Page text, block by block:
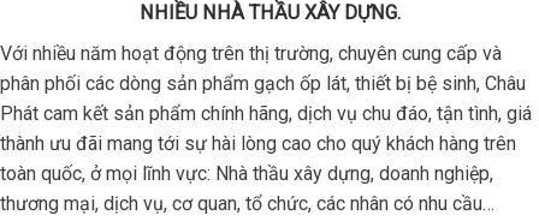
NHIỀU NHÀ THẦU XÂY DỰNG.
Với nhiều năm hoạt động trên thị trường, chuyên cung cấp và
phân phối các dòng sản phẩm gạch ốp lát, thiết bị bệ sinh, Châu
Phát cam kết sản phẩm chính hãng, dịch vụ chu đáo, tận tình, giá
thành ưu đãi mang tới sự hài lòng cao cho quý khách hàng trên
toàn quốc, ở mọi lĩnh vực: Nhà thầu xây dựng, doanh nghiệp,
thương mại, dịch vụ, cơ quan, tổ chức, các nhân có nhu cầu…